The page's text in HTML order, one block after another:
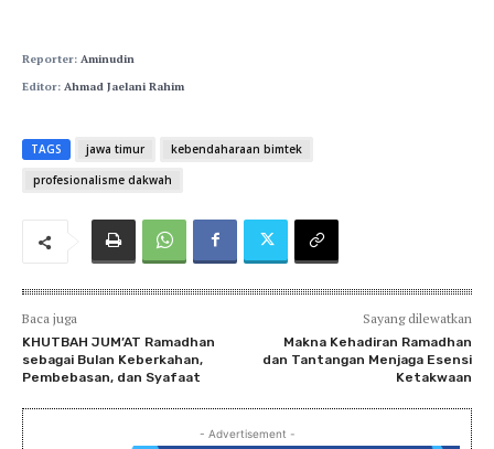
Reporter: Aminudin
Editor: Ahmad Jaelani Rahim
TAGS jawa timur
kebendaharaan bimtek
profesionalisme dakwah
Baca juga
KHUTBAH JUM’AT Ramadhan
sebagai Bulan Keberkahan,
Pembebasan, dan Syafaat
Sayang dilewatkan
Makna Kehadiran Ramadhan
dan Tantangan Menjaga Esensi
Ketakwaan
- Advertisement -